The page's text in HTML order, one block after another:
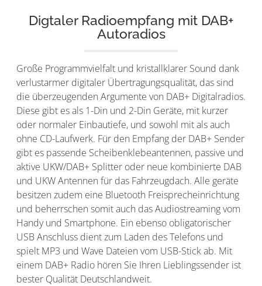
Digtaler Radioempfang mit DAB+
Autoradios
Große Programmvielfalt und kristallklarer Sound dank
verlustarmer digitaler Übertragungsqualität, das sind
die überzeugenden Argumente von DAB+ Digitalradios.
Diese gibt es als 1-Din und 2-Din Geräte, mit kurzer
oder normaler Einbautiefe, und sowohl mit als auch
ohne CD-Laufwerk. Für den Empfang der DAB+ Sender
gibt es passende Scheibenklebeantennen, passive und
aktive UKW/DAB+ Splitter oder neue kombinierte DAB
und UKW Antennen für das Fahrzeugdach. Alle geräte
besitzen zudem eine Bluetooth Freisprecheinrichtung
und beherrschen somit auch das Audiostreaming vom
Handy und Smartphone. Ein ebenso obligatorischer
USB Anschluss dient zum Laden des Telefons und
spielt MP3 und Wave Dateien vom USB-Stick ab. Mit
einem DAB+ Radio hören Sie Ihren Lieblingssender ist
bester Qualität Deutschlandweit.